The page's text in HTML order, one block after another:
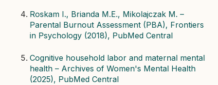
Roskam I., Brianda M.E., Mikolajczak M. –
Parental Burnout Assessment (PBA), Frontiers
in Psychology (2018), PubMed Central
Cognitive household labor and maternal mental
health – Archives of Women's Mental Health
(2025), PubMed Central